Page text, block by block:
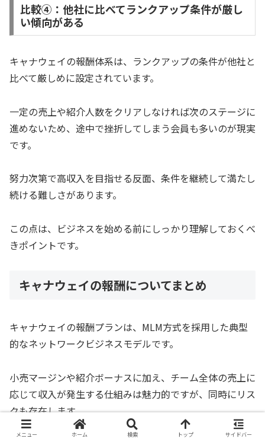
比較④：他社に比べてランクアップ条件が厳し
い傾向がある
キャナウェイの報酬体系は、ランクアップの条件が他社と
比べて厳しめに設定されています。
一定の売上や紹介人数をクリアしなければ次のステージに
進めないため、途中で挫折してしまう会員も多いのが現実
です。
努力次第で高収入を目指せる反面、条件を継続して満たし
続ける難しさがあります。
この点は、ビジネスを始める前にしっかり理解しておくべ
きポイントです。
キャナウェイの報酬についてまとめ
キャナウェイの報酬プランは、MLM方式を採用した典型
的なネットワークビジネスモデルです。
小売マージンや紹介ボーナスに加え、チーム全体の売上に
応じて収入が発生する仕組みは魅力的ですが、同時にリス
クも存在します。
メニュー ホーム 検索 トップ サイドバー